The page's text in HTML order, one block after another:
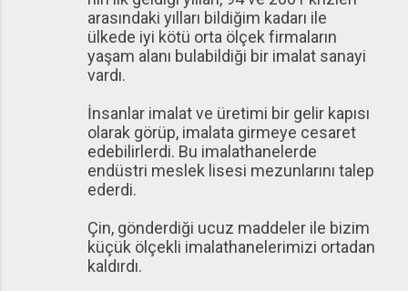
arasındaki yılları bildiğim kadarı ile
ülkede iyi kötü orta ölçek firmaların
yaşam alanı bulabildiği bir imalat sanayi
vardı.
İnsanlar imalat ve üretimi bir gelir kapısı
olarak görüp, imalata girmeye cesaret
edebilirlerdi. Bu imalathanelerde
endüstri meslek lisesi mezunlarını talep
ederdi.
Çin, gönderdiği ucuz maddeler ile bizim
küçük ölçekli imalathanelerimizi ortadan
kaldırdı.